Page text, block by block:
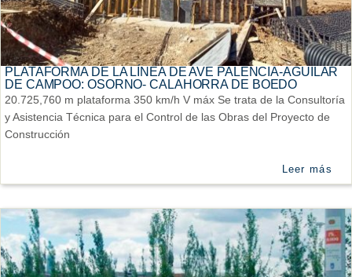
PLATAFORMA DE LA LÍNEA DE AVE PALENCIA-AGUILAR
DE CAMPOO: OSORNO- CALAHORRA DE BOEDO
20.725,760 m plataforma 350 km/h V máx Se trata de la Consultoría
y Asistencia Técnica para el Control de las Obras del Proyecto de
Construcción
Leer más